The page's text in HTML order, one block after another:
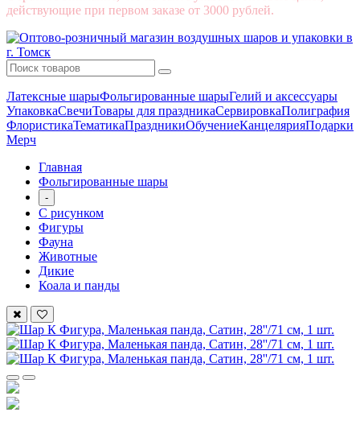
действующие при первом заказе от 3000 рублей.
Латексные шарыФольгированные шарыГелий и аксессуары
УпаковкаСвечиТовары для праздникаСервировкаПолиграфия
ФлористикаТематикаПраздникиОбучениеКанцелярияПодарки
Мерч
Главная
Фольгированные шары
-
С рисунком
Фигуры
Фауна
Животные
Дикие
Коала и панды